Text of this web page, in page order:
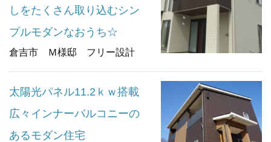
しをたくさん取り込むシン
プルモダンなおうち☆
倉吉市 Ｍ様邸 フリー設計
太陽光パネル11.2ｋｗ搭載
広々インナーバルコニーの
あるモダン住宅